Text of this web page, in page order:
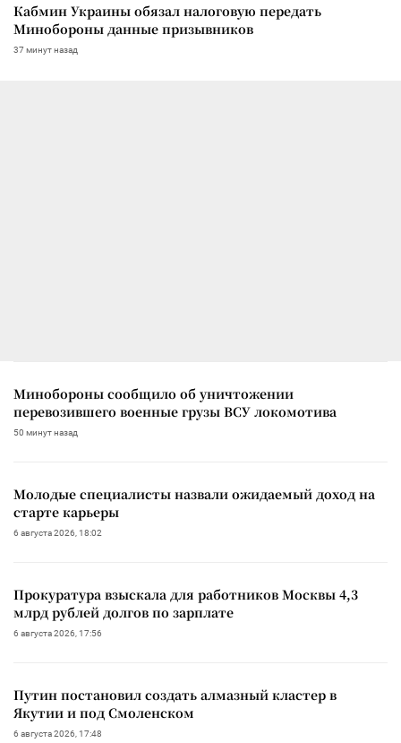
Кабмин Украины обязал налоговую передать
Минобороны данные призывников
37 минут назад
Минобороны сообщило об уничтожении
перевозившего военные грузы ВСУ локомотива
50 минут назад
Молодые специалисты назвали ожидаемый доход на
старте карьеры
6 августа 2026, 18:02
Прокуратура взыскала для работников Москвы 4,3
млрд рублей долгов по зарплате
6 августа 2026, 17:56
Путин постановил создать алмазный кластер в
Якутии и под Смоленском
6 августа 2026, 17:48